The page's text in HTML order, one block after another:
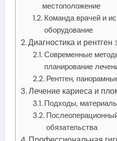
местоположение
Команда врачей и
оборудование
Диагностика и рентген
Современные
планирование
Рентген,
Лечение кариеса и
Подходы,
обязательства